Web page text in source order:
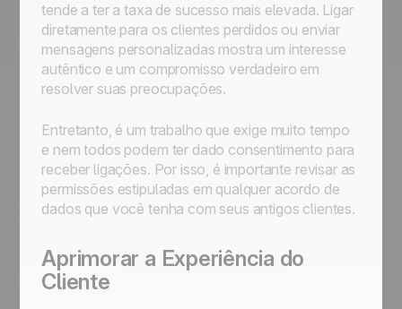
tende a ter a taxa de sucesso mais elevada. Ligar
diretamente para os clientes perdidos ou enviar
mensagens personalizadas mostra um interesse
autêntico e um compromisso verdadeiro em
resolver suas preocupações.
Entretanto, é um trabalho que exige muito tempo
e nem todos podem ter dado consentimento para
receber ligações. Por isso, é importante revisar as
permissões estipuladas em qualquer acordo de
dados que você tenha com seus antigos clientes.
Aprimorar a Experiência do
Cliente